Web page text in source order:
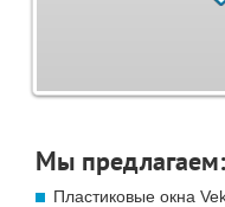
Мы предлагаем:
Пластиковые окна